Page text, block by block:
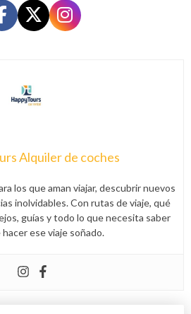
Alquiler de coches
los que aman viajar, descubrir nuevos
inolvidables. Con rutas de viaje, qué
guías y todo lo que necesita saber
ese viaje soñado.